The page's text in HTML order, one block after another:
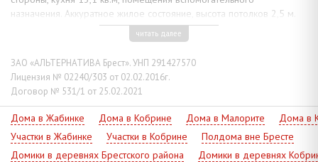
назначения. Аккуратное жилое состояние, высота потолков 2,5 м.
Коммуникации: электричество – централизованное, отопление -
скважина и колодец.
Приусадебный земельный участок 0,2416 га огорожен
деревянным забором, дополнительный земельный участок 0,1724
га под ведение огородничества. В глубине двора имеется сарай,
достаточно места для огородничества, есть водоем.
Учтём ваши предпочтения, предложим надежное жилье!
читать далее
ЗАО «АЛЬТЕРНАТИВА Брест». УНП 291427570
Лицензия № 02240/303 от 02.02.2016г.
Договор № 531/1 от 25.02.2021
Дома в Жабинке Дома в Кобрине Дома в Малорите
Дома в
Участки в Жабинке
Участки в Кобрине
Полдома вне Бресте
Домики в деревнях Брестского района
Домики в деревнях